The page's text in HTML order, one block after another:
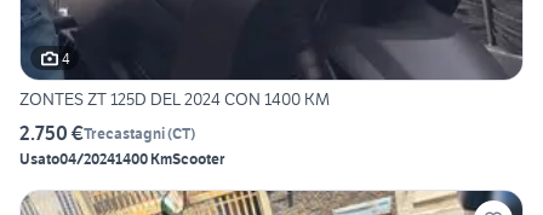
4
ZONTES ZT 125D DEL 2024 CON 1400 KM
2.750 €Trecastagni(CT)
Usato04/20241400 KmScooter